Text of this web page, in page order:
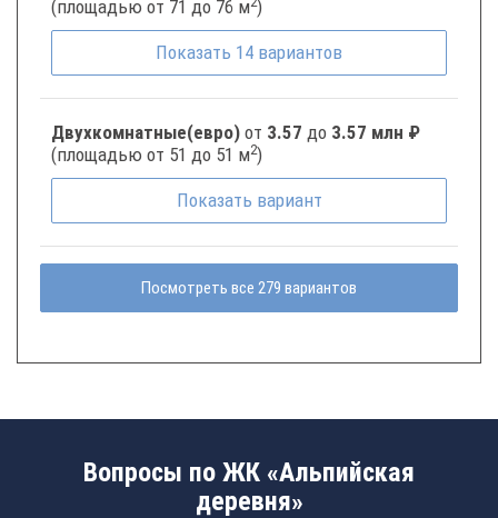
(площадью от 71 до 76 м )
Показать 14 вариантов
Двухкомнатные(евро) от 3.57 до 3.57 млн ₽
(площадью от 51 до 51 м2)
Показать вариант
Посмотреть все 279 вариантов
Вопросы по ЖК «Альпийская
деревня»